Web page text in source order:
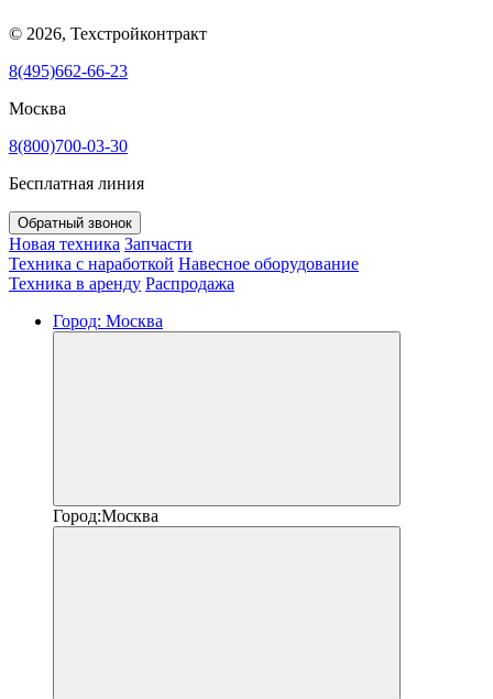
© 2026, Техстройконтракт
8(495)662-66-23
Москва
8(800)700-03-30
Бесплатная линия
Обратный звонок
Новая техника Запчасти
Техника с наработкой Навесное оборудование
Техника в аренду Распродажа
Город: Москва
Город:Москва